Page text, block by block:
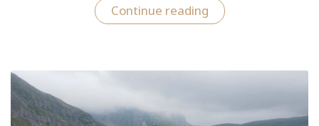
Continue reading“Λίμνη
Πλαστήρα:
ξεναγεί
προορισμό”